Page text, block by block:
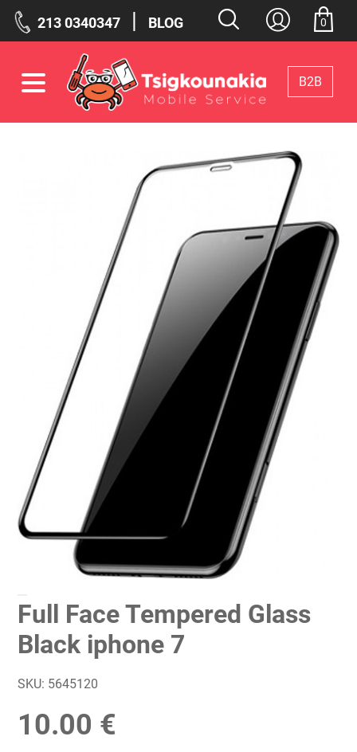
213 0340347 | BLOG
Β2Β
0
Επιλεγμένα Φίλτρα
Full Face Tempered Glass
Black iphone 7
SKU: 5645120
10.00 €